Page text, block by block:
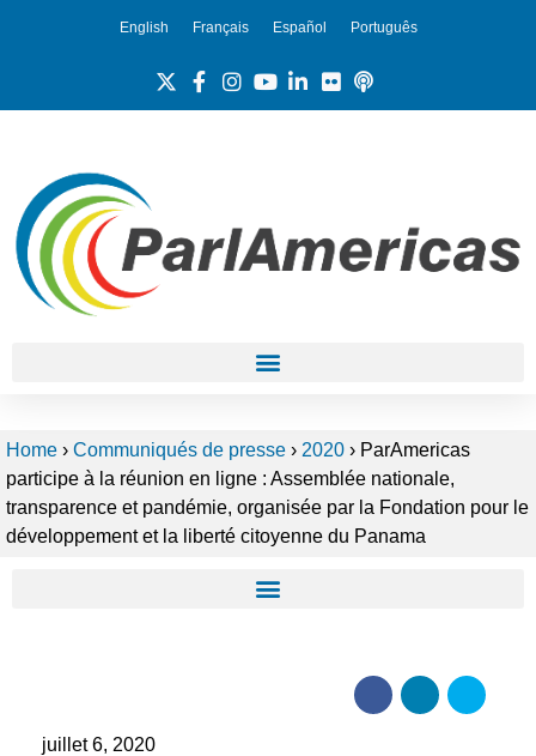
English Français Español Português
Home › Communiqués de presse › 2020 › ParAmericas
participe à la réunion en ligne : Assemblée nationale,
transparence et pandémie, organisée par la Fondation pour le
développement et la liberté citoyenne du Panama
juillet 6, 2020